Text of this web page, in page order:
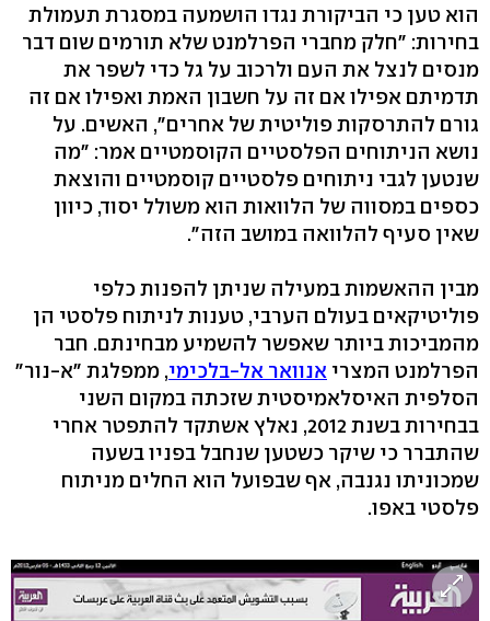
הוא טען כי הביקורת נגדו הושמעה במסגרת תעמולת
בחירות: "חלק מחברי הפרלמנט שלא תורמים שום דבר
מנסים לנצל את העם ולרכוב על גל כדי לשפר את
תדמיתם אפילו אם זה על חשבון האמת ואפילו אם זה
גורם להתרסקות פוליטית של אחרים", האשים. על
נושא הניתוחים הפלסטיים הקוסמטיים אמר: "מה
שנטען לגבי ניתוחים פלסטיים קוסמטיים והוצאת
כספים במסווה של הלוואות הוא משולל יסוד, כיוון
שאין סעיף להלוואה במושב הזה".
מבין ההאשמות במעילה שניתן להפנות כלפי
פוליטיקאים בעולם הערבי, טענות לניתוח פלסטי הן
מהמביכות ביותר שאפשר להשמיע מבחינתם. חבר
הפרלמנט המצרי אנוואר אל-בלכימי, ממפלגת "א-נור"
הסלפית האיסלאמיסטית שזכתה במקום השני
בבחירות בשנת 2012, נאלץ אשתקד להתפטר אחרי
שהתברר כי שיקר כשטען שנחבל בפניו בשעה
שמכוניתו נגנבה, אף שבפועל הוא החלים מניתוח
פלסטי באפו.